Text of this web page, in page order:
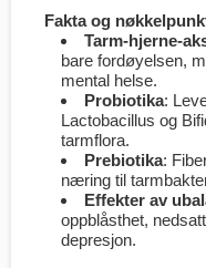
Fakta og
Tarm-hjerne-
bare fordøyelsen,
mental helse.
Probiotika:
Lactobacillus og
tarmflora.
Prebiotika:
næring til
Effekter av
oppblåsthet,
depresjon.